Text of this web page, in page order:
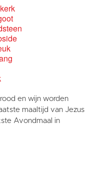
en wijn worden
maaltijd van Jezus
Avondmaal in